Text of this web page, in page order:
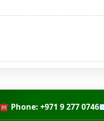
Phone: +971 9 277 0746